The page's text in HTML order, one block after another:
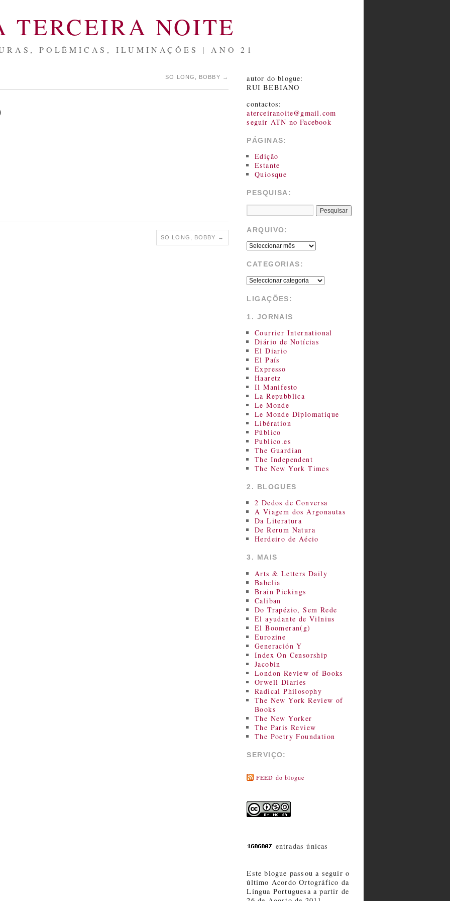
TERCEIRA NOITE
POLÉMICAS, ILUMINAÇÕES | ANO 21
SO LONG, BOBBY →
SO LONG, BOBBY →
autor do blogue:
RUI BEBIANO
contactos:
aterceiranoite@gmail.com
seguir ATN no Facebook
PÁGINAS:
Edição
Estante
Quiosque
PESQUISA:
ARQUIVO:
CATEGORIAS:
LIGAÇÕES:
1. JORNAIS
Courrier International
Diário de Notícias
El Diario
El País
Expresso
Haaretz
Il Manifesto
La Repubblica
Le Monde
Le Monde Diplomatique
Libération
Público
Publico.es
The Guardian
The Independent
The New York Times
2. BLOGUES
2 Dedos de Conversa
A Viagem dos Argonautas
Da Literatura
De Rerum Natura
Herdeiro de Aécio
3. MAIS
Arts & Letters Daily
Babelia
Brain Pickings
Caliban
Do Trapézio, Sem Rede
El ayudante de Vilnius
El Boomeran(g)
Eurozine
Generación Y
Index On Censorship
Jacobin
London Review of Books
Orwell Diaries
Radical Philosophy
The New York Review of
Books
The New Yorker
The Paris Review
The Poetry Foundation
SERVIÇO:
FEED do blogue
entradas únicas
Este blogue passou a seguir o
último Acordo Ortográfico da
Língua Portuguesa a partir de